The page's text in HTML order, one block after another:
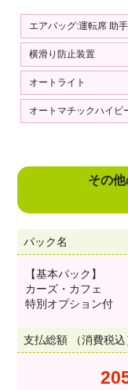
エアバッグ:運転席 助
横滑り防止装置
オートライト
オートマチックハイビ
その
パック名
【基本パック】
カーズ・カフェ
特別オプション付
支払総額 （消費税